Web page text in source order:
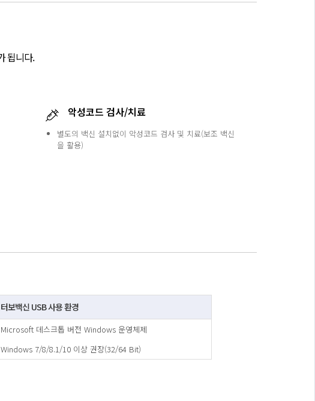
됩니다.
악성코드 검사/치료
별도의 백신 설치없이 악성코드 검사 및 치료(보조 백신
을 활용)
터보백신 USB 사용 환경
Microsoft 데스크톱 버전 Windows 운영체제
Windows 7/8/8.1/10 이상 권장(32/64 Bit)